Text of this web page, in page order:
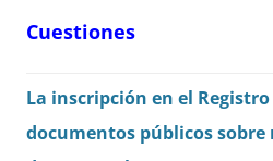
Cuestiones
La inscripción en el
documentos públicos sobre